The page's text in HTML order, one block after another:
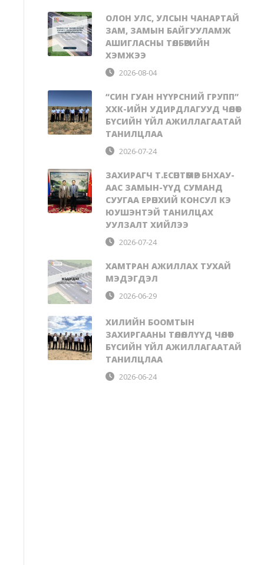
ОЛОН УЛС, УЛСЫН ЧАНАРТАЙ
ЗАМ, ЗАМЫН БАЙГУУЛАМЖ
АШИГЛАСНЫ ТӨЛБӨРИЙН
ХЭМЖЭЭ
2026-08-04
“СИН ГУАН НҮҮРСНИЙ ГРУПП”
ХХК-ИЙН УДИРДЛАГУУД ЧӨЛӨӨТ
БҮСИЙН ҮЙЛ АЖИЛЛАГААТАЙ
ТАНИЛЦЛАА
2026-07-24
ЗАХИРАГЧ Т.ЕСӨНТӨМӨР БНХАУ-
ААС ЗАМЫН-ҮҮД СУМАНД
СУУГАА ЕРӨНХИЙ КОНСУЛ КЭ
ЮУШЭНТЭЙ ТАНИЛЦАХ
УУЛЗАЛТ ХИЙЛЭЭ
2026-07-24
ХАМТРАН АЖИЛЛАХ ТУХАЙ
МЭДЭГДЭЛ
2026-06-29
ХИЛИЙН БООМТЫН
ЗАХИРГААНЫ ТӨЛӨӨЛЛҮҮД ЧӨЛӨӨТ
БҮСИЙН ҮЙЛ АЖИЛЛАГААТАЙ
ТАНИЛЦЛАА
2026-06-24